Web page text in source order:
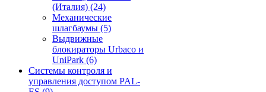
(Италия) (24)
Механические
шлагбаумы (5)
Выдвижные
блокираторы Urbaco и
UniPark (6)
Системы контроля и
управления доступом PAL-